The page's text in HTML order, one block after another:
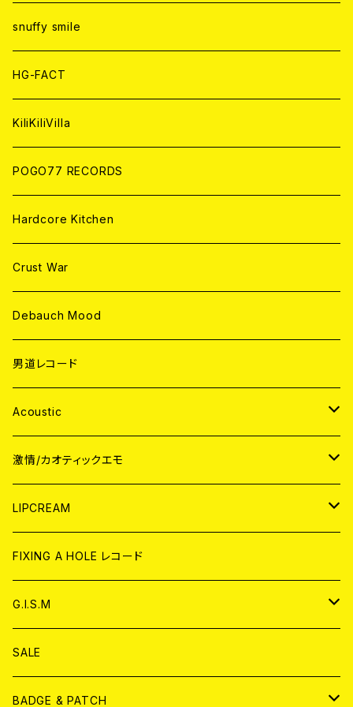
ANALOG
ANALOG
CD
ANALOG
CD
ANALOG
WORLD
CD
ANALOG
snuffy smile
HG-FACT
KiliKiliVilla
POGO77 RECORDS
Hardcore Kitchen
Crust War
Debauch Mood
男道レコード
Acoustic
JAPAN
CD
ANALOG
WORLD
CD
ANALOG
激情/カオティックエモ
JAPAN
CD
ANALOG
WORLD
CD
ANALOG
LIPCREAM
CD
アナログ
DVD
T-shirt & WEAR
FIXING A HOLE レコード
G.I.S.M
CD
ANALOG
SALE
BADGE & PATCH